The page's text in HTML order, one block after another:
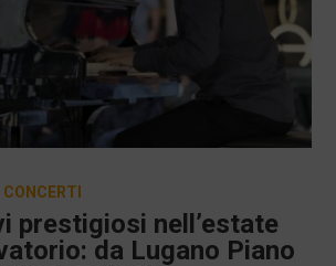
prestigiosi nell’estate
da Lugano Piano
CONCERTI